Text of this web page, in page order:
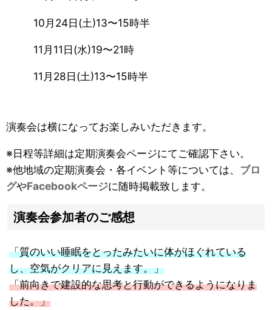
10月24日(土)13〜15時半
11月11日(水)19〜21時
11月28日(土)13〜15時半
演奏会は横になってお楽しみいただきます。
※日程等詳細は定期演奏会ページにてご確認下さい。
※他地域の定期演奏会・各イベント等については、 ブロ
グやFacebookページに随時掲載致します。
演奏会参加者のご感想
「質のいい睡眠をとったみたいに体がほぐれている
し、空気がクリアに見えます。」
「前向きで建設的な思考と行動ができるようになりま
した。」